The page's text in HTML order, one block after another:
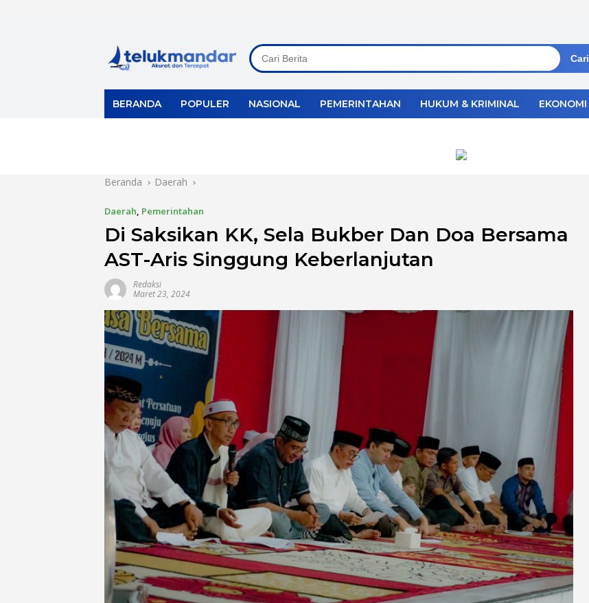
Cari
BERANDA POPULER NASIONAL PEMERINTAHAN HUKUM & KRIMINAL EKONOMI
Beranda Daerah
Daerah, Pemerintahan
Di Saksikan KK, Sela Bukber Dan Doa Bersama
AST-Aris Singgung Keberlanjutan
Redaksi
Maret 23, 2024